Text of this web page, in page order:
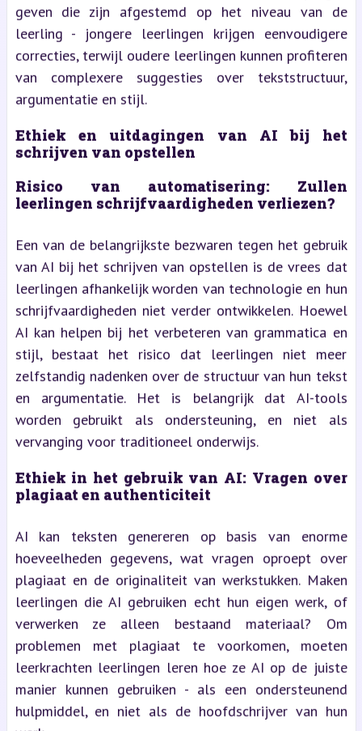
geven die zijn afgestemd op het niveau van de
leerling - jongere leerlingen krijgen eenvoudigere
correcties, terwijl oudere leerlingen kunnen profiteren
van complexere suggesties over tekststructuur,
argumentatie en stijl.
Ethiek en uitdagingen van AI bij het
schrijven van opstellen
Risico van automatisering: Zullen
leerlingen schrijfvaardigheden verliezen?
Een van de belangrijkste bezwaren tegen het gebruik
van AI bij het schrijven van opstellen is de vrees dat
leerlingen afhankelijk worden van technologie en hun
schrijfvaardigheden niet verder ontwikkelen. Hoewel
AI kan helpen bij het verbeteren van grammatica en
stijl, bestaat het risico dat leerlingen niet meer
zelfstandig nadenken over de structuur van hun tekst
en argumentatie. Het is belangrijk dat AI-tools
worden gebruikt als ondersteuning, en niet als
vervanging voor traditioneel onderwijs.
Ethiek in het gebruik van AI: Vragen over
plagiaat en authenticiteit
AI kan teksten genereren op basis van enorme
hoeveelheden gegevens, wat vragen oproept over
plagiaat en de originaliteit van werkstukken. Maken
leerlingen die AI gebruiken echt hun eigen werk, of
verwerken ze alleen bestaand materiaal? Om
problemen met plagiaat te voorkomen, moeten
leerkrachten leerlingen leren hoe ze AI op de juiste
manier kunnen gebruiken - als een ondersteunend
hulpmiddel, en niet als de hoofdschrijver van hun